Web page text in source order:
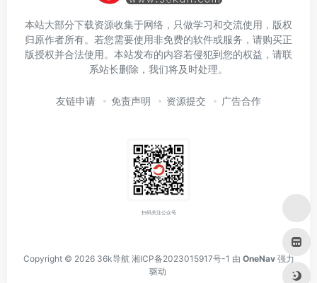
本站大部分下载资源收集于网络，只做学习和交流使用，版权
归原作者所有。若您需要使用非免费的软件或服务，请购买正
版授权并合法使用。本站发布的内容若侵犯到您的权益，请联
系站长删除，我们将及时处理。
友链申请 免责声明 资源提交 广告合作
扫码关注公众号
Copyright © 2026 36k导航 湘ICP备2023015917号-1 由 OneNav 强力
驱动